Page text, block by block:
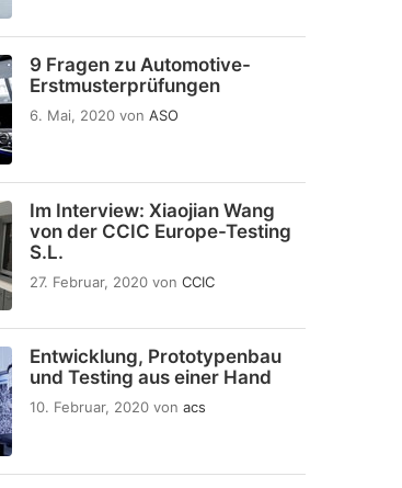
9 Fragen zu Automotive-
Erstmusterprüfungen
6. Mai, 2020 von ASO
Im Interview: Xiaojian Wang
von der CCIC Europe-Testing
S.L.
27. Februar, 2020 von CCIC
Entwicklung, Prototypenbau
und Testing aus einer Hand
10. Februar, 2020 von acs